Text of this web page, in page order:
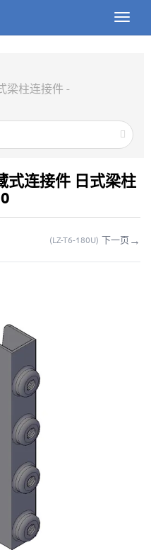
Toggle
梁柱连接件 -
式连接件 日式梁柱
(LZ-T6-180U) 下一页 →